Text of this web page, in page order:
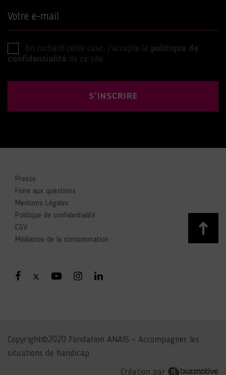
Votre e-mail
En cochant cette case, j’accepte la politique de
confidentialité de ce site.
S'INSCRIRE
Presse
Foire aux questions
Mentions Légales
Politique de confidentialité
CGV
Médiation de la consommation
Copyright©2020 Fondation ANAIS – Accompagner les
situations de handicap
Création par